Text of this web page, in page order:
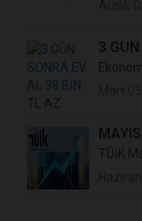
3
TÜİK